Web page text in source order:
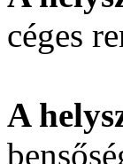
céges
A